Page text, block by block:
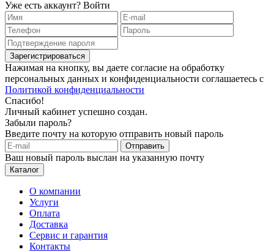
Уже есть аккаунт? Войти
Зарегистрироваться
Нажимая на кнопку, вы даете согласие на обработку
персональных данных и конфиденциальности соглашаетесь с
Политикой конфиденциальности
Спасибо!
Личный кабинет успешно создан.
Забыли пароль?
Введите почту на которую отправить новый пароль
Отправить
Ваш новый пароль выслан на указанную почту
Каталог
О компании
Услуги
Оплата
Доставка
Сервис и гарантия
Контакты